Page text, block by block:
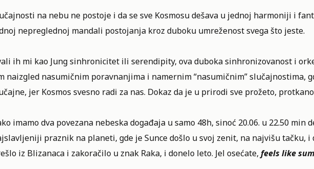
na nebu ne postoje i da se sve Kosmosu dešava u jednoj harmoniji i
nepreglednoj mandali postojanja kroz duboku umreženost svega što jeste.
ih mi kao Jung sinhronicitet ili serendipity, ova duboka sinhronizovanost i
naizgled nasumičnim poravnanjima i namernim “nasumičnim” slučajnostima,
jer Kosmos svesno radi za nas. Dokaz da je u prirodi sve prožeto,
imamo dva povezana nebeska događaja u samo 48h, sinoć 20.06. u 22.50 min
praznik na planeti, gde je Sunce došlo u svoj zenit, na najvišu tačku,
iz Blizanaca i zakoračilo u znak Raka, i donelo leto. Jel osećate, feels like